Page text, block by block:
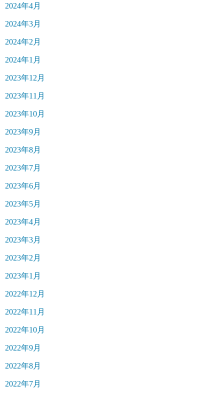
2024年4月
2024年3月
2024年2月
2024年1月
2023年12月
2023年11月
2023年10月
2023年9月
2023年8月
2023年7月
2023年6月
2023年5月
2023年4月
2023年3月
2023年2月
2023年1月
2022年12月
2022年11月
2022年10月
2022年9月
2022年8月
2022年7月